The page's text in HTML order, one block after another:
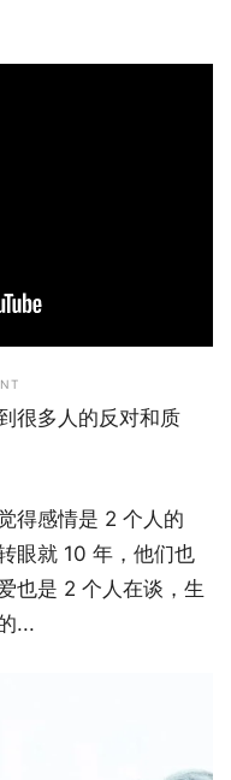
很多人的反对和质
得感情是 2 个人的
眼就 10 年，他们也
也是 2 个人在谈，生
...